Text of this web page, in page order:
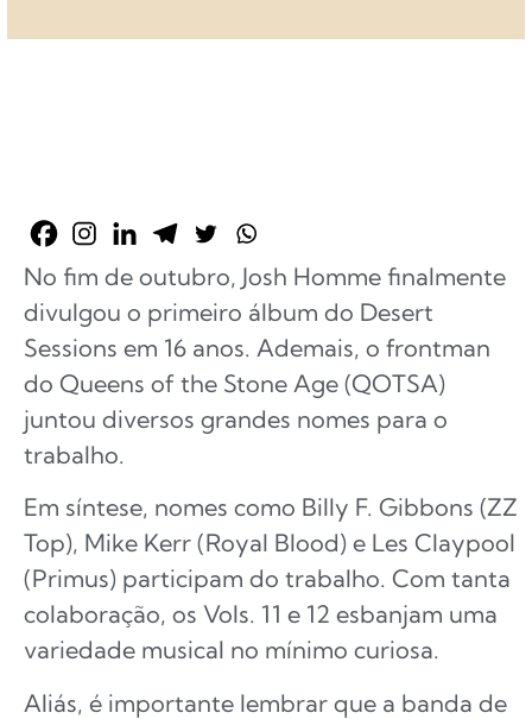
No fim de outubro, Josh Homme finalmente
divulgou o primeiro álbum do Desert
Sessions em 16 anos. Ademais, o frontman
do Queens of the Stone Age (QOTSA)
juntou diversos grandes nomes para o
trabalho.
Em síntese, nomes como Billy F. Gibbons (ZZ
Top), Mike Kerr (Royal Blood) e Les Claypool
(Primus) participam do trabalho. Com tanta
colaboração, os Vols. 11 e 12 esbanjam uma
variedade musical no mínimo curiosa.
Aliás, é importante lembrar que a banda de